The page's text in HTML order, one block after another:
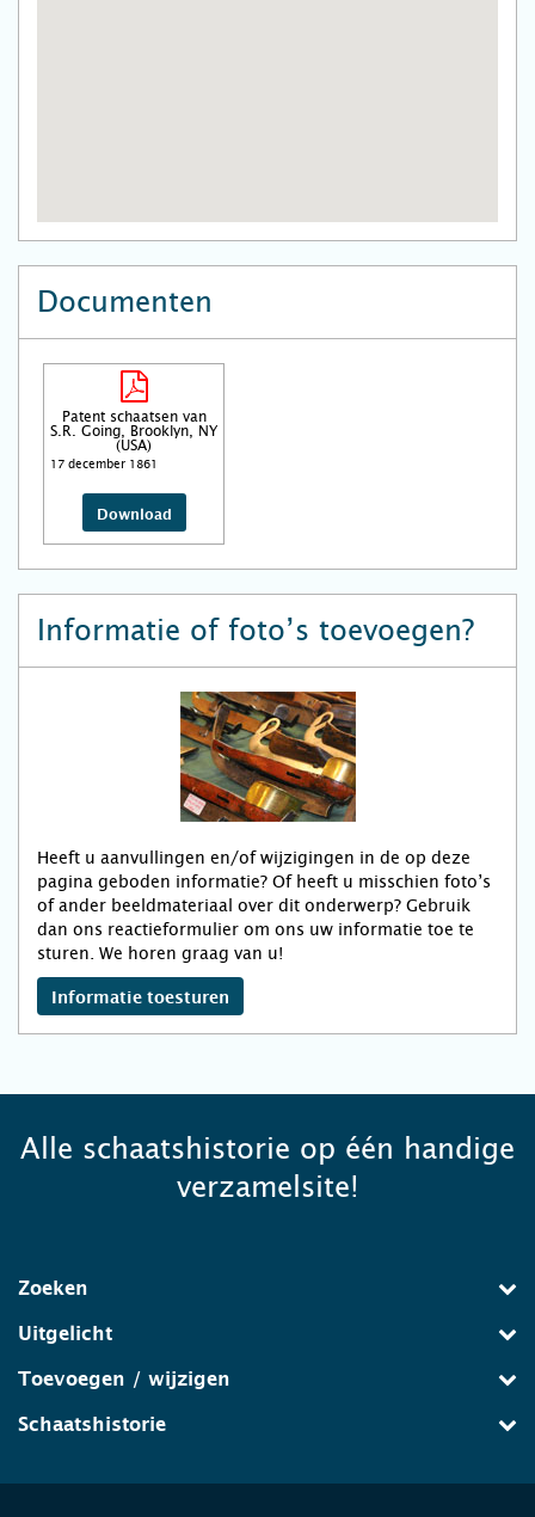
Documenten
Patent schaatsen van
S.R. Going, Brooklyn, NY
(USA)
17 december 1861
Download
Informatie of foto’s toevoegen?
Heeft u aanvullingen en/of wijzigingen in de op deze
pagina geboden informatie? Of heeft u misschien foto’s
of ander beeldmateriaal over dit onderwerp? Gebruik
dan ons reactieformulier om ons uw informatie toe te
sturen. We horen graag van u!
Informatie toesturen
Alle schaatshistorie op één handige
verzamelsite!
Zoeken
Uitgelicht
Toevoegen / wijzigen
Schaatshistorie